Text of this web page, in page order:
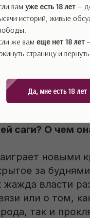
вам уже есть 18 лет —
историй, живые
же вам еще нет 18 лет
страницу и
Да, мне есть 18 лет
и продуманной
разных
идею»
писать,
саги? О чем
новыми
за
жажда власти
или о том,
так и